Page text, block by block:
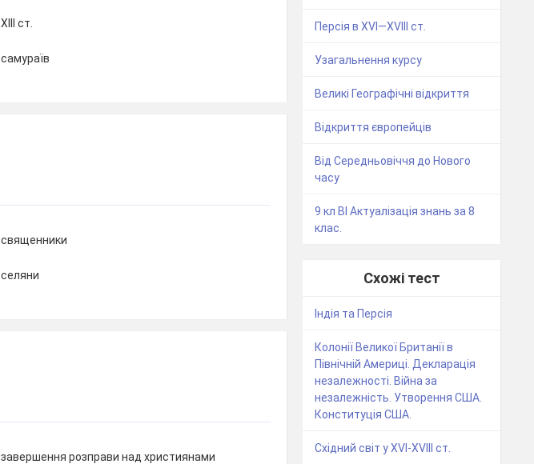
ХIIІ ст.
самураїв
священники
селяни
завершення розправи над християнами
Персія в XVI—XVIII ст.
Узагальнення курсу
Великі Географічні відкриття
Відкриття європейців
Від Середньовіччя до Нового
часу
9 кл ВІ Актуалізація знань за 8
клас.
Схожі тест
Індія та Персія
Колонії Великої Британії в
Північній Америці. Декларація
незалежності. Війна за
незалежність. Утворення США.
Конституція США.
Східний світ у ХVІ-ХVlll ст.